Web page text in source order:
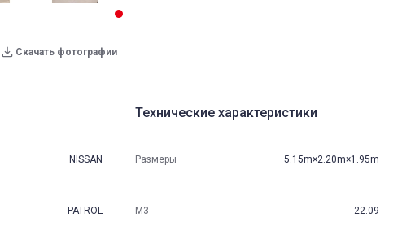
Скачать фотографии
NISSAN
PATROL
Технические характеристики
Размеры 5.15m×2.20m×1.95m
М3 22.09